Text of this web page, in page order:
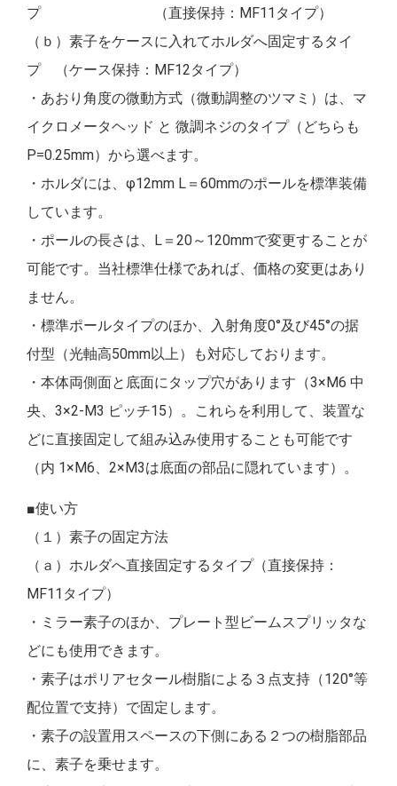
プ （直接保持：MF11タイプ）
（ｂ）素子をケースに入れてホルダへ固定するタイ
プ （ケース保持：MF12タイプ）
・あおり角度の微動方式（微動調整のツマミ）は、マ
イクロメータヘッド と 微調ネジのタイプ（どちらも
P=0.25mm）から選べます。
・ホルダには、φ12mm L＝60mmのポールを標準装備
しています。
・ポールの長さは、L＝20～120mmで変更することが
可能です。当社標準仕様であれば、価格の変更はあり
ません。
・標準ポールタイプのほか、入射角度0°及び45°の据
付型（光軸高50mm以上）も対応しております。
・本体両側面と底面にタップ穴があります（3×M6 中
央、3×2-M3 ピッチ15）。これらを利用して、装置な
どに直接固定して組み込み使用することも可能です
（内 1×M6、2×M3は底面の部品に隠れています）。
■使い方
（１）素子の固定方法
（ａ）ホルダへ直接固定するタイプ（直接保持：
MF11タイプ）
・ミラー素子のほか、プレート型ビームスプリッタな
どにも使用できます。
・素子はポリアセタール樹脂による３点支持（120°等
配位置で支持）で固定します。
・素子の設置用スペースの下側にある２つの樹脂部品
に、素子を乗せます。